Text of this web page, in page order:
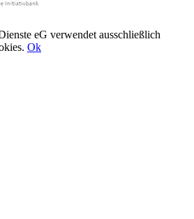
eG verwendet ausschließlich
Ok